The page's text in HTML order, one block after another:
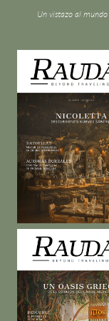
Un vistazo al mundo